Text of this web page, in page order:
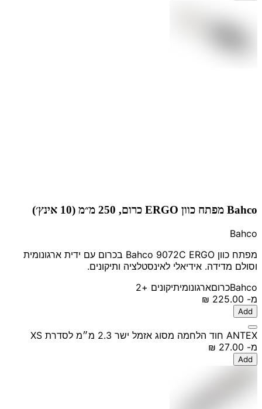
Bahco מפתח כוון ERGO כרום, 250 מ״מ (10 אינץ׳)
Bahco
מפתח כוון Bahco 9072C ERGO בכרום עם ידית ארגונומית
וסולם מדידה. אידיאלי לאינסטלציה ותיקונים.
Bahcoכרוםארגונומיתיקונים +2
מ-
Add
ANTEX חוד הלחמה מסוג אזמל ישר 2.3 מ״מ לסדרת XS
מ-
Add